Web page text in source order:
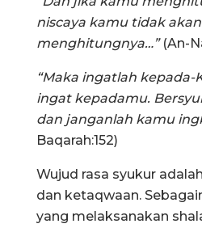
niscaya kamu tidak
menghitungnya…”(An-
“Maka ingatlah kepada-
ingat kepadamu.
dan janganlah kamu
Baqarah:152)
Wujud rasa syukur
dan ketaqwaan.
yang melaksanakan